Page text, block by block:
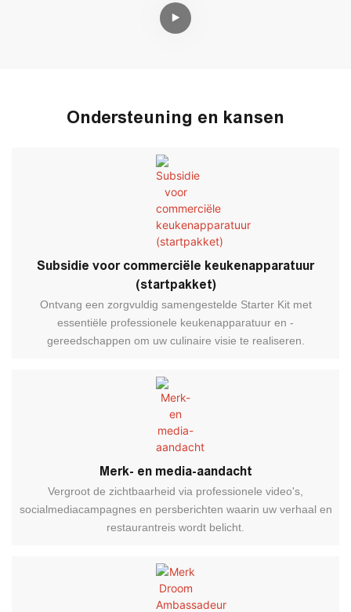
Ondersteuning en kansen
Subsidie ​​voor commerciële keukenapparatuur
(startpakket)
Ontvang een zorgvuldig samengestelde Starter Kit met
essentiële professionele keukenapparatuur en -
gereedschappen om uw culinaire visie te realiseren.
Merk- en media-aandacht
Vergroot de zichtbaarheid via professionele video's,
socialmediacampagnes en persberichten waarin uw verhaal en
restaurantreis wordt belicht.